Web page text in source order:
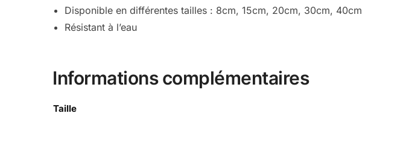
Disponible en différentes tailles : 8cm, 15cm, 20cm, 30cm, 40cm
Résistant à l’eau
Informations complémentaires
Taille